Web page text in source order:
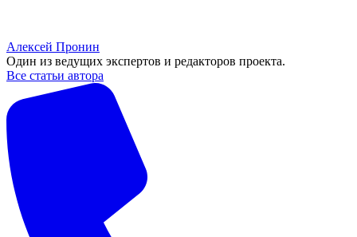
Алексей Пронин
Один из ведущих экспертов и редакторов проекта.
Все статьи автора